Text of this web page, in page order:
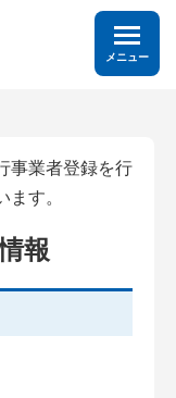
メニュー
事業者登録を行
す。
報